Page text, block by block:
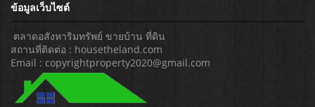
ข้อมูลเว็บไซต์
ตลาดอสังหาริมทรัพย์ ขายบ้าน ที่ดิน
สถานที่ติดต่อ : housetheland.com
Email : copyrightproperty2020@gmail.com